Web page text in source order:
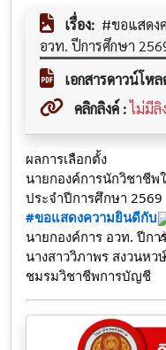
เรื่อง: #ขอแสดง
อวท. ปีการศึกษา
เอกสารดาวน์โหล
คลิกลิงค์ :ไม่มีลิ
ผลการเลือกตั้ง
นายกองค์การนักวิชาชีพ
ประจำปีการศึกษา 2569
#ขอแสดงความยินดีกับ
นายกองค์การ อวท. ปีกา
นางสาววิภาพร สงวนหวษ์
ชมรมวิชาชีพการบัญชี